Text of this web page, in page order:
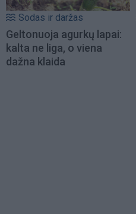
Sodas ir daržas
Geltonuoja agurkų lapai:
kalta ne liga, o viena
dažna klaida